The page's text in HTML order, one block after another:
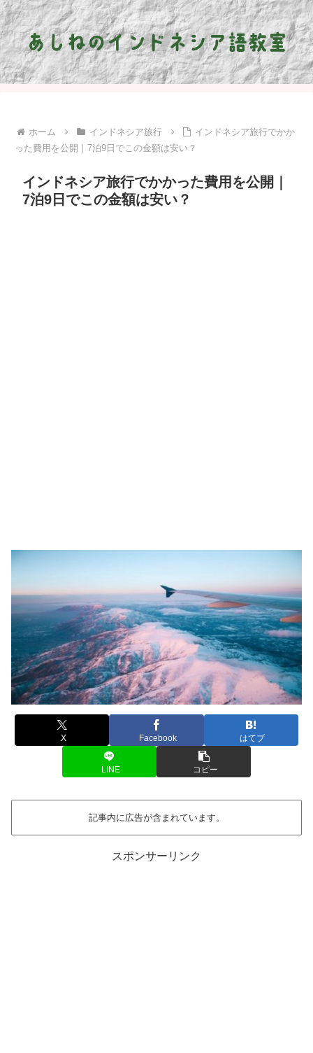
ホーム インドネシア旅行
インドネシア旅行でかか
った費用を公開｜7泊9日でこの金額は安い？
インドネシア旅行でかかった費用を公開｜
7泊9日でこの金額は安い？
X Facebook はてブ
LINE コピー
記事内に広告が含まれています。
スポンサーリンク